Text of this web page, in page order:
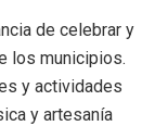
de celebrar y
los municipios.
y actividades
y artesanía